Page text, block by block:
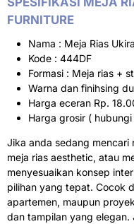
FURNITURE
Nama : Meja Rias
Kode : 444DF
Formasi : Meja rias +
Warna dan finihsing
Harga eceran Rp.
Harga grosir ( hubungi
Jika anda sedang mencari
meja rias aesthetic, atau
menyesuaikan konsep
pilihan yang tepat. Cocok
apartemen, maupun
dan tampilan yang